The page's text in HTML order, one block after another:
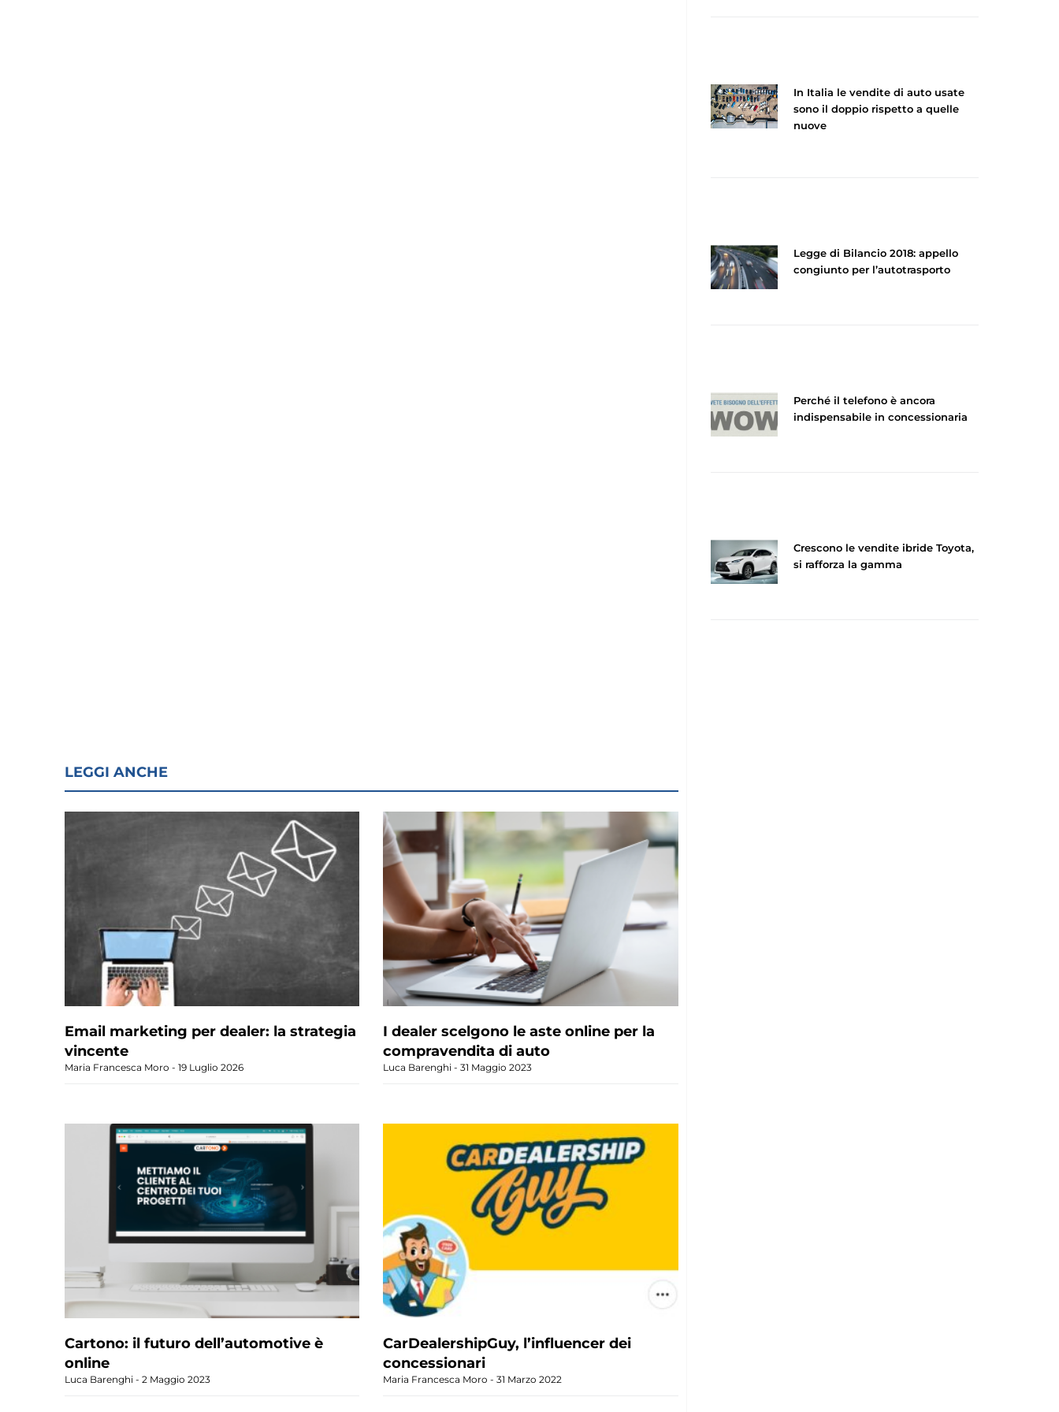
LEGGI ANCHE
Email marketing per dealer: la strategia
vincente
Maria Francesca Moro 19 Luglio 2026
I dealer scelgono le aste online per la
compravendita di auto
Luca Barenghi 31 Maggio 2023
Cartono: il futuro dell’automotive è
online
Luca Barenghi 2 Maggio 2023
CarDealershipGuy, l’influencer dei
concessionari
Maria Francesca Moro 31 Marzo 2022
In Italia le vendite di auto usate
sono il doppio rispetto a quelle
nuove
Legge di Bilancio 2018: appello
congiunto per l’autotrasporto
Perché il telefono è ancora
indispensabile in concessionaria
Crescono le vendite ibride Toyota,
si rafforza la gamma